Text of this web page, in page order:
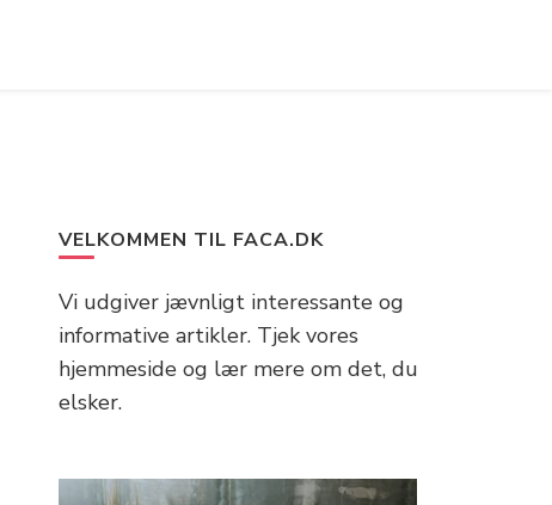
VELKOMMEN TIL FACA.DK
Vi udgiver jævnligt interessante og
informative artikler. Tjek vores
hjemmeside og lær mere om det, du
elsker.